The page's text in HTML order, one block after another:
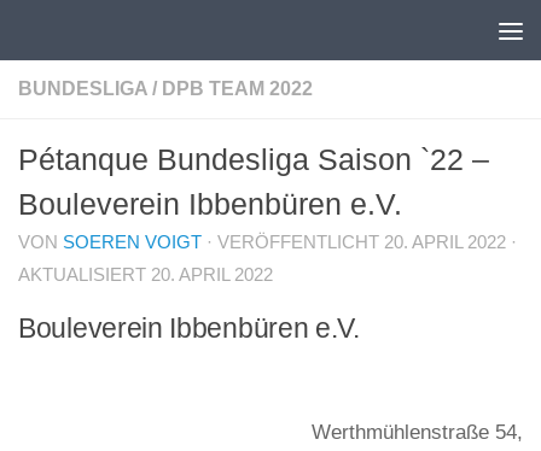
BUNDESLIGA / DPB TEAM 2022
Pétanque Bundesliga Saison `22 –
Bouleverein Ibbenbüren e.V.
VON SOEREN VOIGT · VERÖFFENTLICHT 20. APRIL 2022 ·
AKTUALISIERT 20. APRIL 2022
Bouleverein Ibbenbüren e.V.
Werthmühlenstraße 54,